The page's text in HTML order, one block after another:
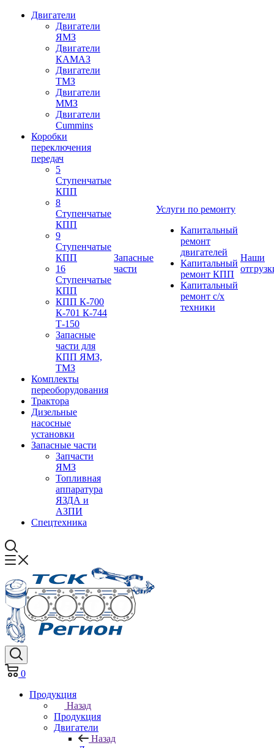
Двигатели
Двигатели
ЯМЗ
Двигатели
КАМАЗ
Двигатели
ТМЗ
Двигатели
ММЗ
Двигатели
Cummins
Коробки
переключения
передач
5
Ступенчатые
КПП
8
Ступенчатые
КПП
9
Ступенчатые
КПП
16
Ступенчатые
КПП
КПП К-700
К-701 К-744
Т-150
Запасные
части для
КПП ЯМЗ,
ТМЗ
Комплекты
переоборудования
Трактора
Дизельные
насосные
установки
Запасные части
Запчасти
ЯМЗ
Топливная
аппаратура
ЯЗДА и
АЗПИ
Спецтехника
Запасные
части
Услуги по ремонту
Капитальный
ремонт
двигателей
Капитальный
ремонт КПП
Капитальный
ремонт с/х
техники
Наши
0
Продукция
Назад
Продукция
Двигатели
Назад